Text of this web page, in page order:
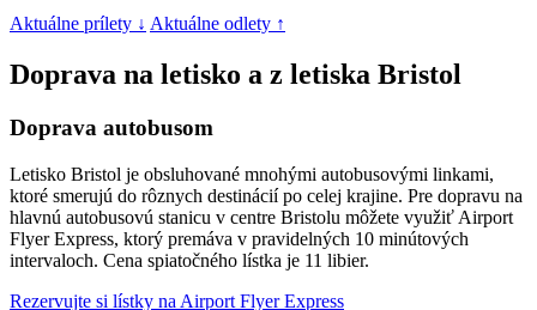
Aktuálne prílety ↓ Aktuálne odlety ↑
Doprava na letisko a z letiska Bristol
Doprava autobusom
Letisko Bristol je obsluhované mnohými autobusovými linkami,
ktoré smerujú do rôznych destinácií po celej krajine. Pre dopravu na
hlavnú autobusovú stanicu v centre Bristolu môžete využiť Airport
Flyer Express, ktorý premáva v pravidelných 10 minútových
intervaloch. Cena spiatočného lístka je 11 libier.
Rezervujte si lístky na Airport Flyer Express